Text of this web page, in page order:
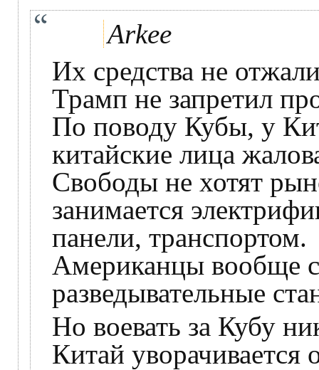
Arkee
Их средства не
Трамп не запретил
По поводу Кубы, у
китайские лица
Свободы не хотят
занимается
панели, транспортом.
Американцы вообще
разведывательные
Но воевать за Кубу
Китай уворачивается